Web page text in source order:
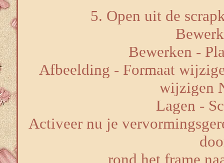
5. Open uit de
Bewerken -
Afbeelding - Formaat
wijzigen
Lagen -
Activeer nu je
rond het frame